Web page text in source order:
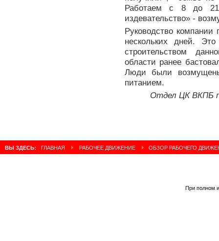
Работаем с 8 до
издевательство» -
Руководство
нескольких дней.
строительством
области ранее
Люди были
питанием.
Отдел ЦК ВКПБ
ВЫ ЗДЕСЬ: ГЛАВНАЯ РАБОЧЕЕ ДВИЖЕНИЕ ОБЗОР РАБОЧЕГО
При полном